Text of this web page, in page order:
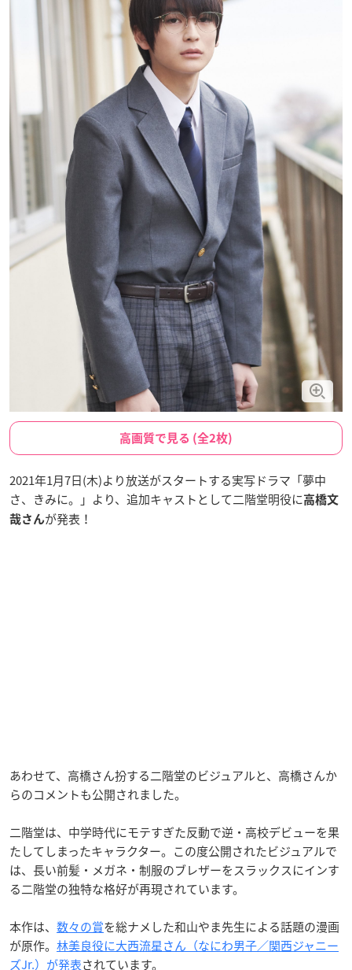
高画質で見る (全2枚)
2021年1月7日(木)より放送がスタートする実写ドラマ「夢中
さ、きみに。」より、追加キャストとして二階堂明役に高橋文
哉さんが発表！
あわせて、高橋さん扮する二階堂のビジュアルと、高橋さんか
らのコメントも公開されました。
二階堂は、中学時代にモテすぎた反動で逆・高校デビューを果
たしてしまったキャラクター。この度公開されたビジュアルで
は、長い前髪・メガネ・制服のブレザーをスラックスにインす
る二階堂の独特な格好が再現されています。
本作は、 数々の賞を総ナメした和山やま先生による話題の漫画
が原作。 林美良役に大西流星さん（なにわ男子／関西ジャニー
ズJr.）が発表されています。